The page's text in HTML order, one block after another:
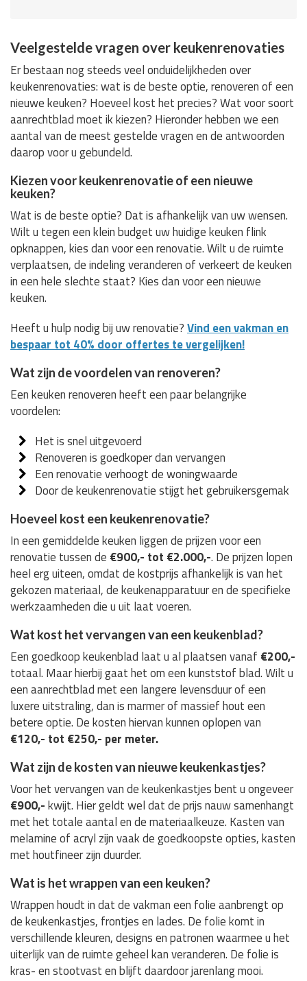
Veelgestelde vragen over keukenrenovaties
Er bestaan nog steeds veel onduidelijkheden over
keukenrenovaties: wat is de beste optie, renoveren of een
nieuwe keuken? Hoeveel kost het precies? Wat voor soort
aanrechtblad moet ik kiezen? Hieronder hebben we een
aantal van de meest gestelde vragen en de antwoorden
daarop voor u gebundeld.
Kiezen voor keukenrenovatie of een nieuwe
keuken?
Wat is de beste optie? Dat is afhankelijk van uw wensen.
Wilt u tegen een klein budget uw huidige keuken flink
opknappen, kies dan voor een renovatie. Wilt u de ruimte
verplaatsen, de indeling veranderen of verkeert de keuken
in een hele slechte staat? Kies dan voor een nieuwe
keuken.
Heeft u hulp nodig bij uw renovatie?Vind een vakman en
bespaar tot 40% door offertes te vergelijken!
Wat zijn de voordelen van renoveren?
Een keuken renoveren heeft een paar belangrijke
voordelen:
Het is snel uitgevoerd
Renoveren is goedkoper dan vervangen
Een renovatie verhoogt de woningwaarde
Door de keukenrenovatie stijgt het gebruikersgemak
Hoeveel kost een keukenrenovatie?
In een gemiddelde keuken liggen de prijzen voor een
renovatie tussen de €900,- tot €2.000,-. De prijzen lopen
heel erg uiteen, omdat de kostprijs afhankelijk is van het
gekozen materiaal, de keukenapparatuur en de specifieke
werkzaamheden die u uit laat voeren.
Wat kost het vervangen van een keukenblad?
Een goedkoop keukenblad laat u al plaatsen vanaf €200,-
totaal. Maar hierbij gaat het om een kunststof blad. Wilt u
een aanrechtblad met een langere levensduur of een
luxere uitstraling, dan is marmer of massief hout een
betere optie. De kosten hiervan kunnen oplopen van
€120,- tot €250,- per meter.
Wat zijn de kosten van nieuwe keukenkastjes?
Voor het vervangen van de keukenkastjes bent u ongeveer
€900,-kwijt. Hier geldt wel dat de prijs nauw samenhangt
met het totale aantal en de materiaalkeuze. Kasten van
melamine of acryl zijn vaak de goedkoopste opties, kasten
met houtfineer zijn duurder.
Wat is het wrappen van een keuken?
Wrappen houdt in dat de vakman een folie aanbrengt op
de keukenkastjes, frontjes en lades. De folie komt in
verschillende kleuren, designs en patronen waarmee u het
uiterlijk van de ruimte geheel kan veranderen. De folie is
kras- en stootvast en blijft daardoor jarenlang mooi.